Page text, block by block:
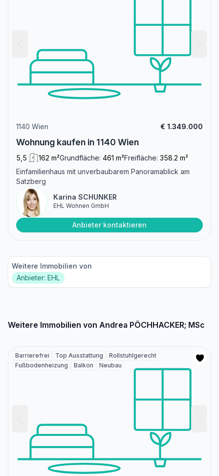
1140 Wien € 1.349.000
Wohnung kaufen in 1140 Wien
5,5 162 m²Grundfläche: 461 m²Freifläche: 358.2 m²
Einfamilienhaus mit unverbaubarem Panoramablick am
Satzberg
Karina SCHUNKER
EHL Wohnen GmbH
Anbieter kontaktieren
Weitere Immobilien von
Anbieter: EHL
Weitere Immobilien von Andrea PÖCHHACKER; MSc
Barrierefrei Top Ausstattung
Rollstuhlgerecht
Fußbodenheizung
Balkon Neubau